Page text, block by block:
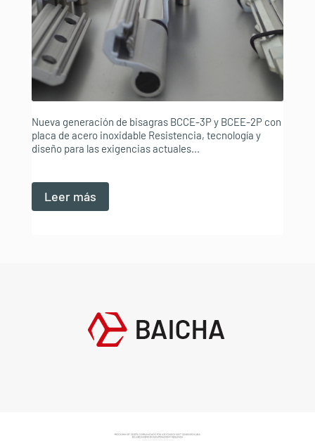
Nueva generación de bisagras BCCE-3P y BCEE-2P con
placa de acero inoxidable Resistencia, tecnología y
diseño para las exigencias actuales...
Leer más